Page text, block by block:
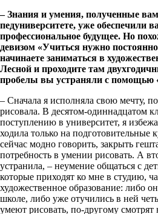
– Знания и умения, полученные
педуниверситете, уже обеспечили
профессиональное будущее. Но
девизом «Учиться нужно
начинаете заниматься в
Лесной и проходите там
пробелы вы устраняли с помощью
– Сначала я исполняла свою мечту,
рисовала. В десятом-одиннадцатом
поступлению в университет, я
ходила только на подготовительные
сейчас модно говорить, закрыть
потребность в умении рисовать. А
устранила, – неумение общаться с
которые приходят ко мне в студию,
художественное образование: либо
школе, либо уже отучились в ней
умеют рисовать, по-другому